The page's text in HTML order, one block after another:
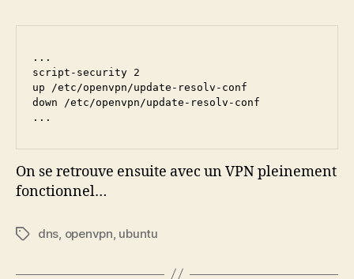
...
script-security 2
up /etc/openvpn/update-resolv-conf
down /etc/openvpn/update-resolv-conf
On se retrouve ensuite avec un VPN pleinement
fonctionnel…
Étiquettes
dns, openvpn, ubuntu